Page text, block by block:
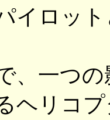
イロッ
、一つ
ヘリコ